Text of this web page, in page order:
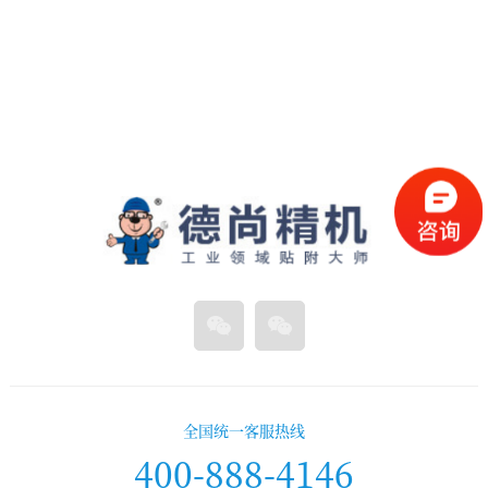
全国统一客服热线
400-888-4146